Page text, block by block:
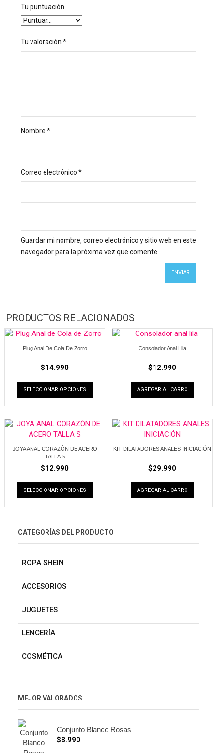
Tu puntuación
Tu valoración *
Nombre *
Correo electrónico *
Guardar mi nombre, correo electrónico y sitio web en este
navegador para la próxima vez que comente.
PRODUCTOS RELACIONADOS
Plug Anal De Cola De Zorro
$14.990
SELECCIONAR OPCIONES
Consolador Anal Lila
$12.990
AGREGAR AL CARRO
JOYA ANAL CORAZÓN DE ACERO
TALLA S
$12.990
SELECCIONAR OPCIONES
KIT DILATADORES ANALES INICIACIÓN
$29.990
AGREGAR AL CARRO
CATEGORÍAS DEL PRODUCTO
ROPA SHEIN
ACCESORIOS
JUGUETES
LENCERÍA
COSMÉTICA
MEJOR VALORADOS
Conjunto Blanco Rosas
$8.990